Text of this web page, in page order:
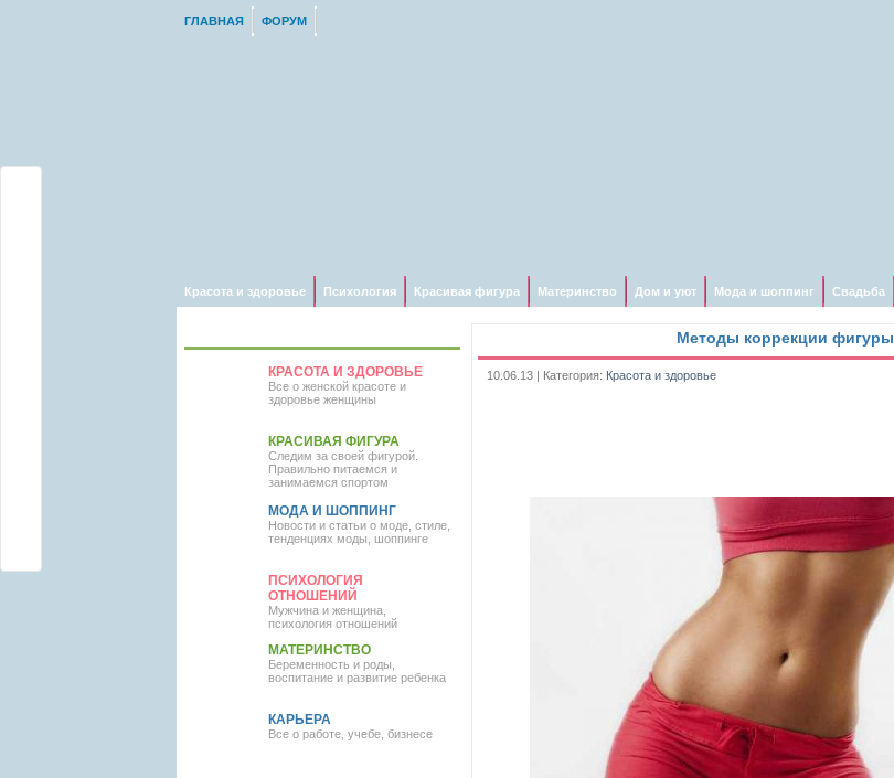
ГЛАВНАЯ ФОРУМ
Красота и здоровье Психология Красивая фигура Материнство Дом и уют Мода и шоппинг Свадьба
КРАСОТА И ЗДОРОВЬЕ
Все о женской красоте и
здоровье женщины
КРАСИВАЯ ФИГУРА
Следим за своей фигурой.
Правильно питаемся и
занимаемся спортом
МОДА И ШОППИНГ
Новости и статьи о моде, стиле,
тенденциях моды, шоппинге
ПСИХОЛОГИЯ
ОТНОШЕНИЙ
Мужчина и женщина,
психология отношений
МАТЕРИНСТВО
Беременность и роды,
воспитание и развитие ребенка
КАРЬЕРА
Все о работе, учебе, бизнесе
Методы коррекции фигуры
10.06.13 | Категория: Красота и здоровье